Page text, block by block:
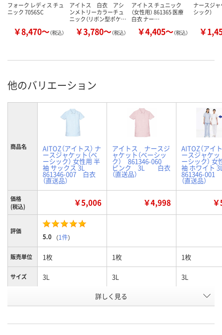
フォーク レディス チュ
ニック 7056SC
￥8,470～（税込）
アイトス 白衣 アシ
ンメトリーカラーチュ
ニック（リボン型ポケ…
￥3,780～（税込）
アイトス チュニック
（女性用） 861365 医療
白衣 ナー…
￥4,405～（税込）
ナースジャ
シック）
￥
他のバリエーション
商品名 AITOZ（アイトス） ナ
ースジャケット（ベ
ーシック） 女性用 半
袖 サックス 3L
861346-007 白衣
（直送品）
アイトス ナースジ
ャケット（ベーシッ
ク） 861346-060
ピンク 3L 白衣
（直送品）
AITOZ（アイ
ースジャケッ
ーシック） 女
袖 ホワイト
861346-001
（直送品）
価格
(税込)
￥5,006 ￥4,998
評価
5.0 （1件）
販売単位 1枚 1枚 1枚
サイズ 3L 3L 3L
ピンク ホワイト
号
詳しく見る